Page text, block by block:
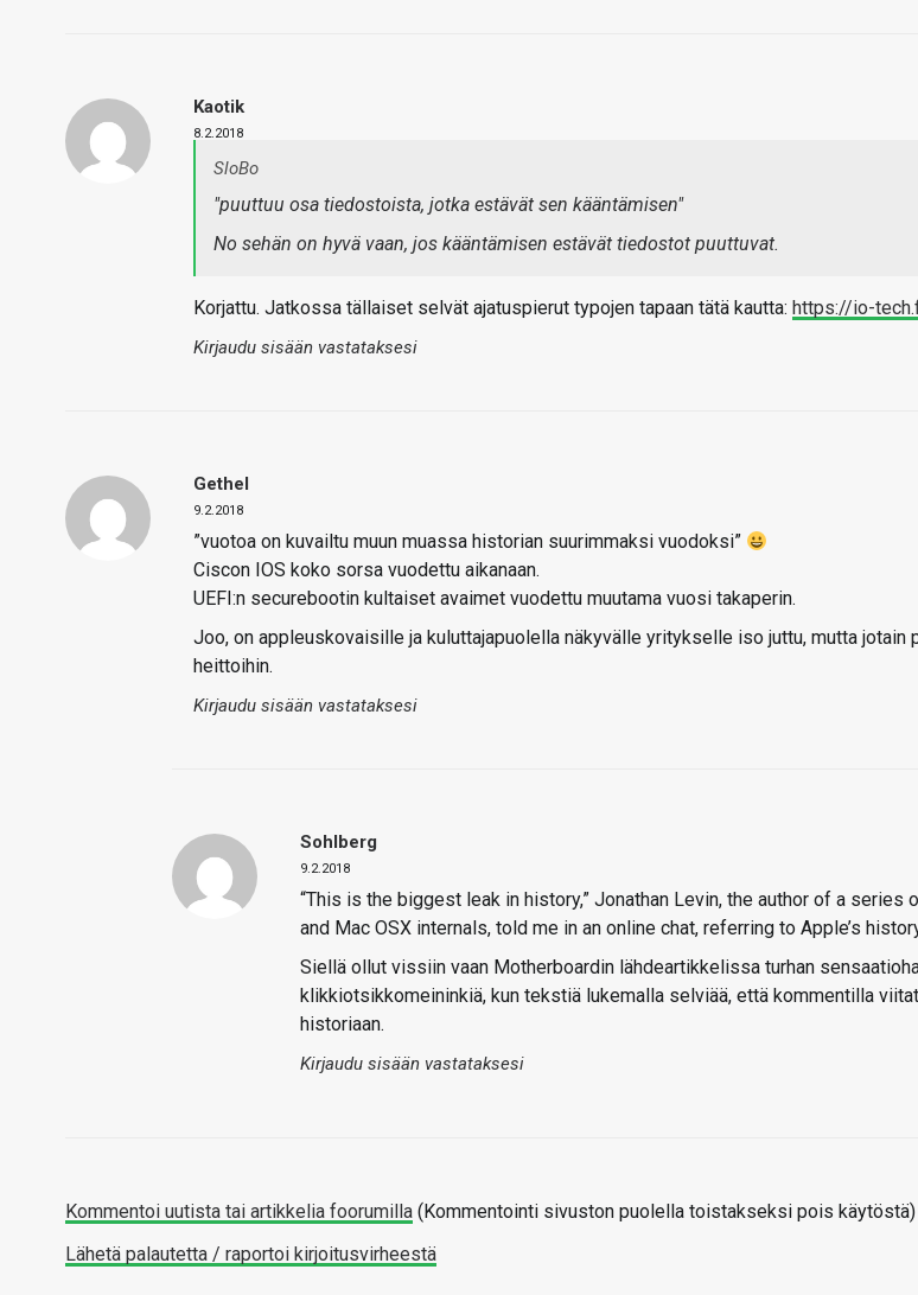
Kaotik
8.2.2018
SloBo
"puuttuu osa tiedostoista, jotka estävät sen kääntämisen"
No sehän on hyvä vaan, jos kääntämisen estävät tiedostot puuttuvat.
Korjattu. Jatkossa tällaiset selvät ajatuspierut typojen tapaan tätä kautta: https://io-
Kirjaudu sisään vastataksesi
Gethel
9.2.2018
”vuotoa on kuvailtu muun muassa historian suurimmaksi vuodoksi”
Ciscon IOS koko sorsa vuodettu aikanaan.
UEFI:n securebootin kultaiset avaimet vuodettu muutama vuosi takaperin.
Joo, on appleuskovaisille ja kuluttajapuolella näkyvälle yritykselle iso juttu, mutta jotain
heittoihin.
Kirjaudu sisään vastataksesi
Sohlberg
9.2.2018
“This is the biggest leak in history,” Jonathan Levin, the author of a series
and Mac OSX internals, told me in an online chat, referring to Apple’s
Siellä ollut vissiin vaan Motherboardin lähdeartikkelissa turhan
klikkiotsikkomeininkiä, kun tekstiä lukemalla selviää, että kommentilla
historiaan.
Kirjaudu sisään vastataksesi
Kommentoi uutista tai artikkelia foorumilla (Kommentointi sivuston puolella toistakseksi pois käytöstä)
Lähetä palautetta / raportoi kirjoitusvirheestä